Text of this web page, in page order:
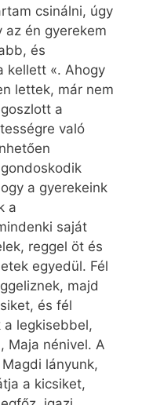
csinálni, úgy
az én gyerekem
és
kellett «. Ahogy
lettek, már nem
a
való
a gyerekeink
a
saját
reggel öt és
egyedül. Fél
majd
és fél
a legkisebbel,
Maja nénivel. A
lányunk,
a kicsiket,